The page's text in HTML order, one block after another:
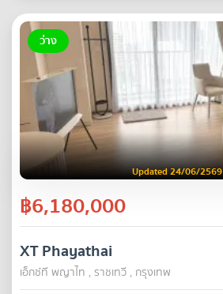
ว่าง
Updated 24/06/2569
฿6,180,000
XT Phayathai
เอ็กซ์ที พญาไท , ราชเทวี , กรุงเทพ